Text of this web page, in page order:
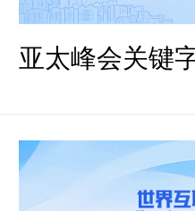
亚太峰会关键